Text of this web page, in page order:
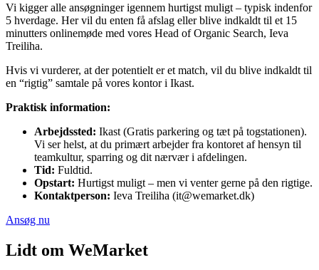
Vi kigger alle ansøgninger igennem hurtigst muligt – typisk indenfor
5 hverdage. Her vil du enten få afslag eller blive indkaldt til et 15
minutters onlinemøde med vores Head of Organic Search, Ieva
Treiliha.
Hvis vi vurderer, at der potentielt er et match, vil du blive indkaldt til
en “rigtig” samtale på vores kontor i Ikast.
Praktisk information:
Arbejdssted: Ikast (Gratis parkering og tæt på togstationen).
Vi ser helst, at du primært arbejder fra kontoret af hensyn til
teamkultur, sparring og dit nærvær i afdelingen.
Tid: Fuldtid.
Opstart: Hurtigst muligt – men vi venter gerne på den rigtige.
Kontaktperson: Ieva Treiliha (it@wemarket.dk)
Ansøg nu
Lidt om WeMarket